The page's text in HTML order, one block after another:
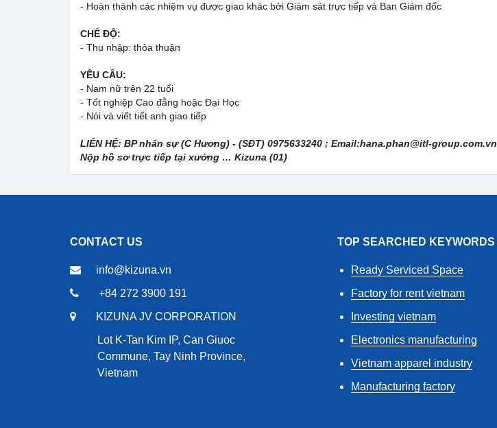
- Hoàn thành các nhiệm vụ được giao khác bởi Giám sát trực tiếp và Ban Giám đốc
CHẾ ĐỘ:
- Thu nhập: thỏa thuận
YÊU CẦU:
- Nam nữ trên 22 tuổi
- Tốt nghiệp Cao đẳng hoặc Đại Học
- Nói và viết tiết anh giao tiếp
LIÊN HỆ: BP nhân sự (C Hương) - (SĐT) 0975633240 ; Email:hana.phan@itl-group.com.vn
Nộp hồ sơ trực tiếp tại xưởng … Kizuna (01)
CONTACT US
info@kizuna.vn
+84 272 3900 191
KIZUNA JV CORPORATION
Lot K-Tan Kim IP, Can Giuoc
Commune, Tay Ninh Province,
Vietnam
TOP SEARCHED KEYWORDS
Ready Serviced Space
Factory for rent vietnam
Investing vietnam
Electronics manufacturing
Vietnam apparel industry
Manufacturing factory